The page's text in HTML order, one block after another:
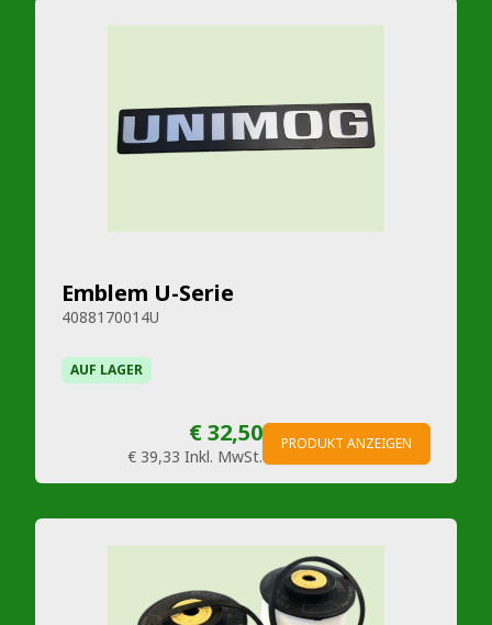
Emblem U-Serie
4088170014U
AUF LAGER
€ 32,50
€ 39,33 Inkl. MwSt.
PRODUKT ANZEIGEN